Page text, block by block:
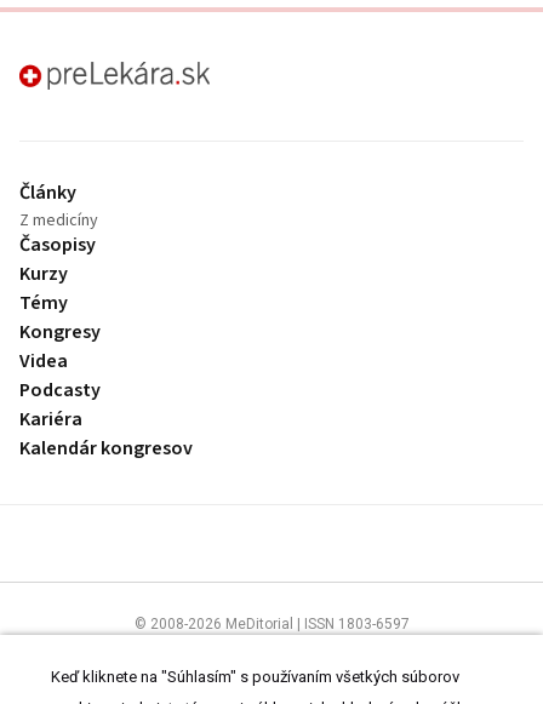
preLekára.sk
Články
Z medicíny
Časopisy
Kurzy
Témy
Kongresy
Videa
Podcasty
Kariéra
Kalendár kongresov
© 2008-2026 MeDitorial | ISSN 1803-6597
ČítajteprehlásenieaZásady spracovania osobných údajov
Keď kliknete na "Súhlasím" s používaním všetkých súborov